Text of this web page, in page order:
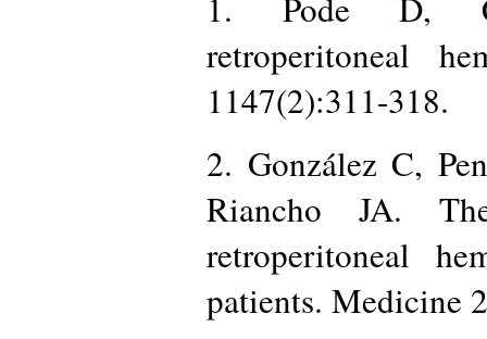
retroperitoneal
1147(2):311-318.
2. González C,
Riancho JA.
retroperitoneal
patients. Medicine